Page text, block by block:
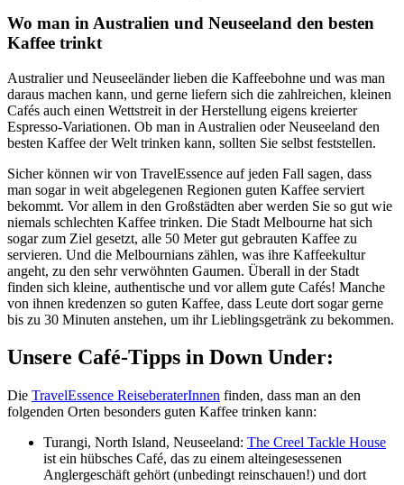
Wo man in Australien und Neuseeland den besten
Kaffee trinkt
Australier und Neuseeländer lieben die Kaffeebohne und was man
daraus machen kann, und gerne liefern sich die zahlreichen, kleinen
Cafés auch einen Wettstreit in der Herstellung eigens kreierter
Espresso-Variationen. Ob man in Australien oder Neuseeland den
besten Kaffee der Welt trinken kann, sollten Sie selbst feststellen.
Sicher können wir von TravelEssence auf jeden Fall sagen, dass
man sogar in weit abgelegenen Regionen guten Kaffee serviert
bekommt. Vor allem in den Großstädten aber werden Sie so gut wie
niemals schlechten Kaffee trinken. Die Stadt Melbourne hat sich
sogar zum Ziel gesetzt, alle 50 Meter gut gebrauten Kaffee zu
servieren. Und die Melbournians zählen, was ihre Kaffeekultur
angeht, zu den sehr verwöhnten Gaumen. Überall in der Stadt
finden sich kleine, authentische und vor allem gute Cafés! Manche
von ihnen kredenzen so guten Kaffee, dass Leute dort sogar gerne
bis zu 30 Minuten anstehen, um ihr Lieblingsgetränk zu bekommen.
Unsere Café-Tipps in Down Under:
Die TravelEssence ReiseberaterInnen finden, dass man an den
folgenden Orten besonders guten Kaffee trinken kann:
Turangi, North Island, Neuseeland: The Creel Tackle House
ist ein hübsches Café, das zu einem alteingesessenen
Anglergeschäft gehört (unbedingt reinschauen!) und dort